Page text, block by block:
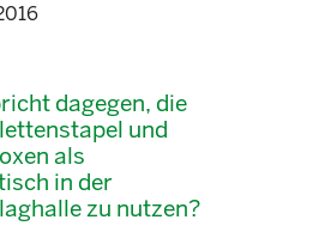
dagegen, die
und
als
in der
zu nutzen?